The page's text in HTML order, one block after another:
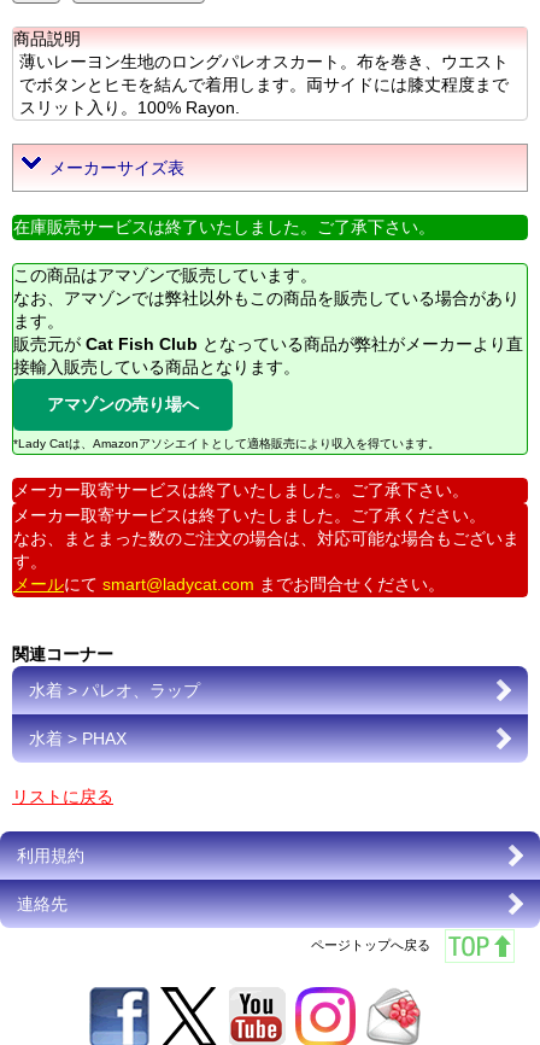
商品説明
薄いレーヨン生地のロングパレオスカート。布を巻き、ウエスト
でボタンとヒモを結んで着用します。両サイドには膝丈程度まで
スリット入り。100% Rayon.
メーカーサイズ表
在庫販売サービスは終了いたしました。ご了承下さい。
この商品はアマゾンで販売しています。
なお、アマゾンでは弊社以外もこの商品を販売している場合があり
ます。
販売元が Cat Fish Club となっている商品が弊社がメーカーより直
接輸入販売している商品となります。
アマゾンの売り場へ
*Lady Catは、Amazonアソシエイトとして適格販売により収入を得ています。
メーカー取寄サービスは終了いたしました。ご了承下さい。
メーカー取寄サービスは終了いたしました。ご了承ください。
なお、まとまった数のご注文の場合は、対応可能な場合もございま
す。
メールにて smart@ladycat.com までお問合せください。
関連コーナー
水着 > パレオ、ラップ
水着 > PHAX
リストに戻る
利用規約
連絡先
ページトップへ戻る